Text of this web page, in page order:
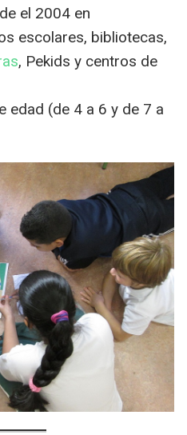
el 2004 en
escolares, bibliotecas,
, Pekids y centros de
edad (de 4 a 6 y de 7 a